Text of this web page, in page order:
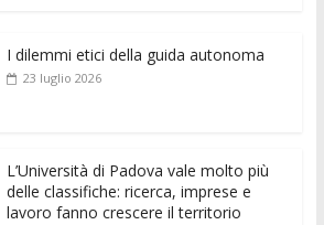
ai
l s
p
ss
e
er
di e di
I dilemmi etici della guida autonoma
23 luglio 2026
L’Università di Padova vale molto più
delle classifiche: ricerca, imprese e
lavoro fanno crescere il territorio